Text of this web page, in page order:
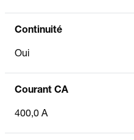
Continuité
Oui
Courant CA
400,0 A